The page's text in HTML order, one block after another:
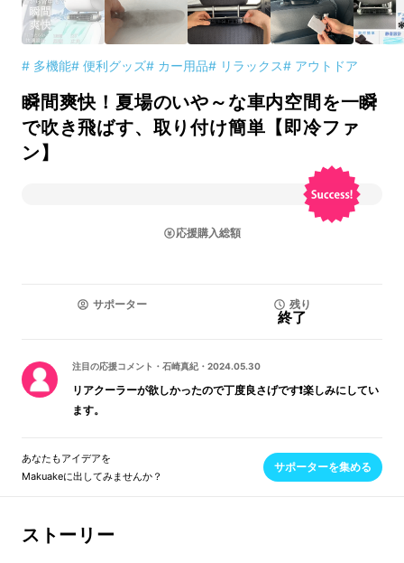
# 多機能# 便利グッズ# カー用品# リラックス# アウトドア
瞬間爽快！夏場のいや～な車内空間を一瞬
で吹き飛ばす、取り付け簡単【即冷ファ
ン】
応援購入総額
サポーター 残り
終了
注目の応援コメント ・ 石崎真紀 ・ 2024.05.30
リアクーラーが欲しかったので丁度良さげです❗楽しみにしてい
ます。
あなたもアイデアを
Makuakeに出してみませんか？
サポーターを集める
ストーリー